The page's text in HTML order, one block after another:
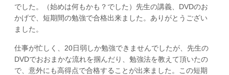
でした。（始めは何もかも？でした）先生の講義、DVDのお
かげで、短期間の勉強で合格出来ました。ありがとうござい
ました。
仕事が忙しく、20日弱しか勉強できませんでしたが、先生の
DVDでおおまかな流れを掴んだり、勉強法を教えて頂いたの
で、意外にも高得点で合格することが出来ました。この短期